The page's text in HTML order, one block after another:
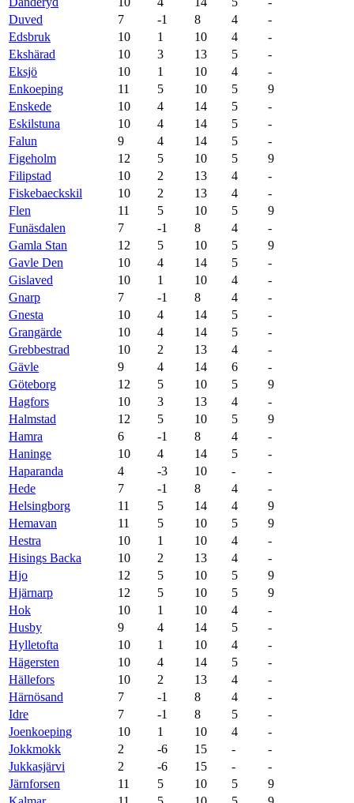
Duved
7 -1 8 4
-
Edsbruk
10 1 10 4
-
Ekshärad
10 3 13 5
-
Eksjö
10 1 10 4
-
Enkoeping
11 5 10 5
9
Enskede
10 4 14 5
-
Eskilstuna
10 4 14 5
-
Falun
9 4 14 5
-
Figeholm
12 5 10 5
9
Filipstad
10 2 13 4
-
Fiskebaeckskil
10 2 13 4
-
Flen
11 5 10 5
9
Funäsdalen
7 -1 8 4
-
Gamla Stan
12 5 10 5
9
Gavle Den
10 4 14 5
-
Gislaved
10 1 10 4
-
Gnarp
7 -1 8 4
-
Gnesta
10 4 14 5
-
Grangärde
10 4 14 5
-
Grebbestrad
10 2 13 4
-
Gävle
9 4 14 6
-
Göteborg
12 5 10 5
9
Hagfors
10 3 13 4
-
Halmstad
12 5 10 5
9
Hamra
6 -1 8 4
-
Haninge
10 4 14 5
-
Haparanda
4 -3 10 -
-
Hede
7 -1 8 4
-
Helsingborg
11 5 14 4
9
Hemavan
11 5 10 5
9
Hestra
10 1 10 4
-
Hisings Backa
10 2 13 4
-
Hjo
12 5 10 5
9
Hjärnarp
12 5 10 5
9
Hok
10 1 10 4
-
Husby
9 4 14 5
-
Hylletofta
10 1 10 4
-
Hägersten
10 4 14 5
-
Hällefors
10 2 13 4
-
Härnösand
7 -1 8 4
-
Idre
7 -1 8 5
-
Joenkoeping
10 1 10 4
-
Jokkmokk
2 -6 15 -
-
Jukkasjärvi
2 -6 15 -
-
Järnforsen
11 5 10 5
9